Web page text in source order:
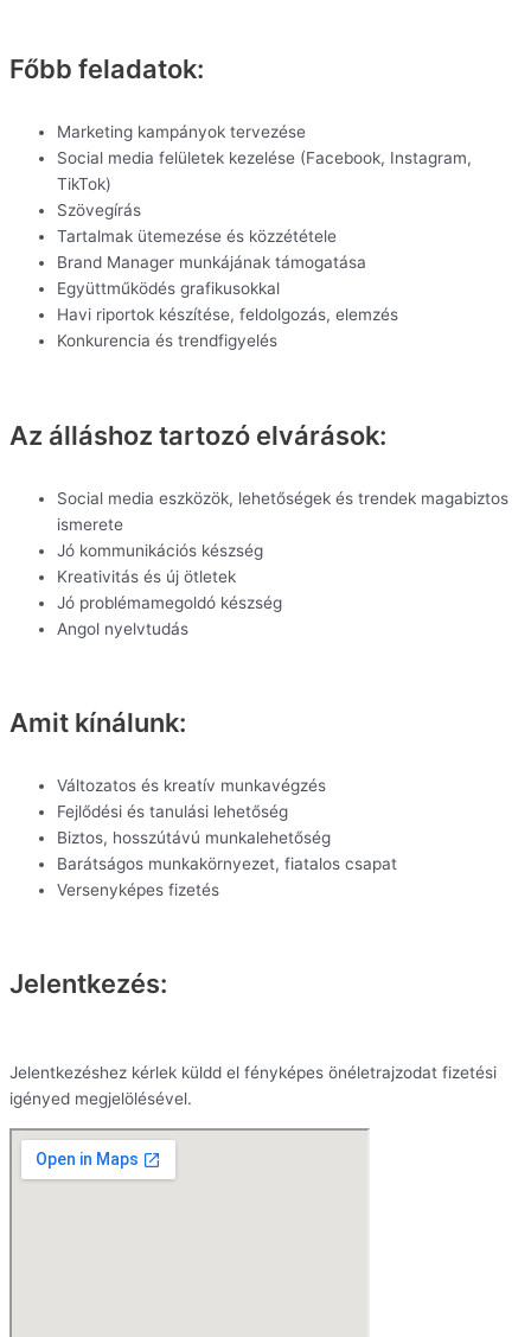
Főbb feladatok:
Marketing kampányok tervezése
Social media felületek kezelése (Facebook, Instagram,
TikTok)
Szövegírás
Tartalmak ütemezése és közzététele
Brand Manager munkájának támogatása
Együttműködés grafikusokkal
Havi riportok készítése, feldolgozás, elemzés
Konkurencia és trendfigyelés
Az álláshoz tartozó elvárások:
Social media eszközök, lehetőségek és trendek magabiztos
ismerete
Jó kommunikációs készség
Kreativitás és új ötletek
Jó problémamegoldó készség
Angol nyelvtudás
Amit kínálunk:
Változatos és kreatív munkavégzés
Fejlődési és tanulási lehetőség
Biztos, hosszútávú munkalehetőség
Barátságos munkakörnyezet, fiatalos csapat
Versenyképes fizetés
Jelentkezés:
Jelentkezéshez kérlek küldd el fényképes önéletrajzodat fizetési
igényed megjelölésével.